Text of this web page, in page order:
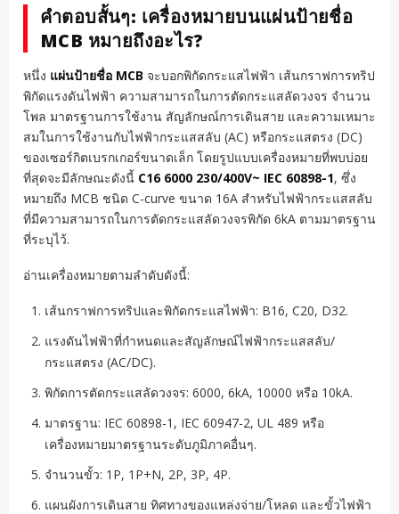
คำตอบสั้นๆ: เครื่องหมายบนแผ่นป้ายชื่อ
MCB หมายถึงอะไร?
หนึ่ง แผ่นป้ายชื่อ MCB จะบอกพิกัดกระแสไฟฟ้า เส้นกราฟการทริป
พิกัดแรงดันไฟฟ้า ความสามารถในการตัดกระแสลัดวงจร จำนวน
โพล มาตรฐานการใช้งาน สัญลักษณ์การเดินสาย และความเหมาะ
สมในการใช้งานกับไฟฟ้ากระแสสลับ (AC) หรือกระแสตรง (DC)
ของเซอร์กิตเบรกเกอร์ขนาดเล็ก โดยรูปแบบเครื่องหมายที่พบบ่อย
ที่สุดจะมีลักษณะดังนี้ C16 6000 230/400V~ IEC 60898-1, ซึ่ง
หมายถึง MCB ชนิด C-curve ขนาด 16A สำหรับไฟฟ้ากระแสสลับ
ที่มีความสามารถในการตัดกระแสลัดวงจรพิกัด 6kA ตามมาตรฐาน
ที่ระบุไว้.
อ่านเครื่องหมายตามลำดับดังนี้:
เส้นกราฟการทริปและพิกัดกระแสไฟฟ้า: B16, C20, D32.
แรงดันไฟฟ้าที่กำหนดและสัญลักษณ์ไฟฟ้ากระแสสลับ/
กระแสตรง (AC/DC).
พิกัดการตัดกระแสลัดวงจร: 6000, 6kA, 10000 หรือ 10kA.
มาตรฐาน: IEC 60898-1, IEC 60947-2, UL 489 หรือ
เครื่องหมายมาตรฐานระดับภูมิภาคอื่นๆ.
จำนวนขั้ว: 1P, 1P+N, 2P, 3P, 4P.
แผนผังการเดินสาย ทิศทางของแหล่งจ่าย/โหลด และขั้วไฟฟ้า